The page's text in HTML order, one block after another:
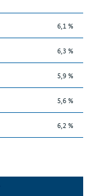
6,1 %
6,3 %
5,9 %
5,6 %
6,2 %